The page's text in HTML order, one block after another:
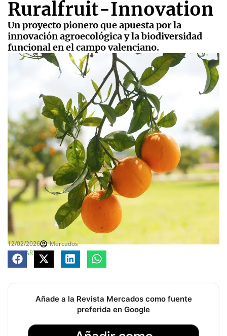
Ruralfruit-Innovation
Un proyecto pionero que apuesta por la
innovación agroecológica y la biodiversidad
funcional en el campo valenciano.
12/02/2026
Mercados
COMPARTE
Añade a la Revista Mercados como fuente
preferida en Google